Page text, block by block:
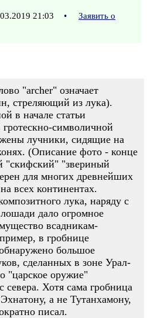
21:03 •
Заявить о
"archer" означает
стреляющий из лука).
в начале статьи
символичной
лучники, сидящие на
(Описание фото - конце
"скифский" "звериный
для многих древнейших
всех континентах.
лука, наряду с
дало огромное
всадникам-
в гробнице
большое
сделанных в зоне Урал-
"царское оружие"
севера. Хотя сама гробница
а не Тутанхамону,
писал.